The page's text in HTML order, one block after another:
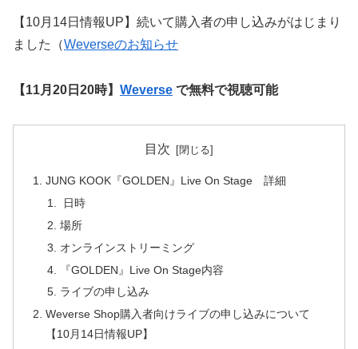
【10月14日情報UP】続いて購入者の申し込みがはじまり
ました（Weverseのお知らせ
【11月20日20時】 Weverse で無料で視聴可能
目次
JUNG KOOK『GOLDEN』Live On Stage 詳細
日時
場所
オンラインストリーミング
『GOLDEN』Live On Stage内容
ライブの申し込み
Weverse Shop購入者向けライブの申し込みについて
【10月14日情報UP】